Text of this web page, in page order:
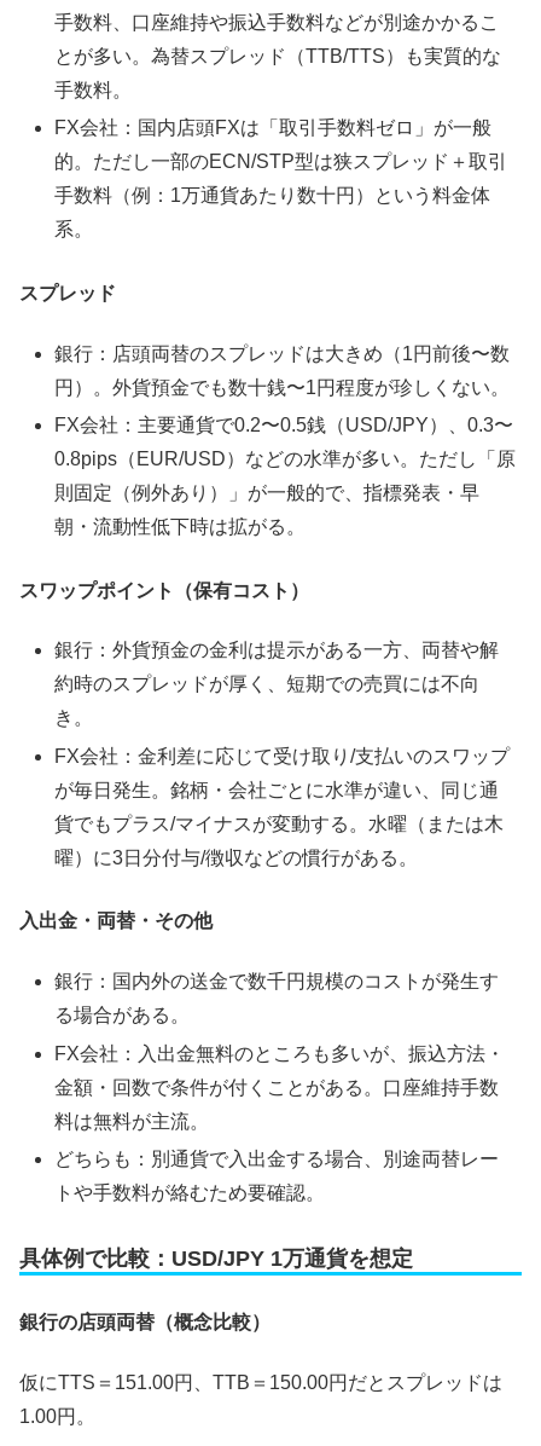
手数料、口座維持や振込手数料などが別途かかるこ
とが多い。為替スプレッド（TTB/TTS）も実質的な
手数料。
FX会社：国内店頭FXは「取引手数料ゼロ」が一般
的。ただし一部のECN/STP型は狭スプレッド＋取引
手数料（例：1万通貨あたり数十円）という料金体
系。
スプレッド
銀行：店頭両替のスプレッドは大きめ（1円前後〜数
円）。外貨預金でも数十銭〜1円程度が珍しくない。
FX会社：主要通貨で0.2〜0.5銭（USD/JPY）、0.3〜
0.8pips（EUR/USD）などの水準が多い。ただし「原
則固定（例外あり）」が一般的で、指標発表・早
朝・流動性低下時は拡がる。
スワップポイント（保有コスト）
銀行：外貨預金の金利は提示がある一方、両替や解
約時のスプレッドが厚く、短期での売買には不向
き。
FX会社：金利差に応じて受け取り/支払いのスワップ
が毎日発生。銘柄・会社ごとに水準が違い、同じ通
貨でもプラス/マイナスが変動する。水曜（または木
曜）に3日分付与/徴収などの慣行がある。
入出金・両替・その他
銀行：国内外の送金で数千円規模のコストが発生す
る場合がある。
FX会社：入出金無料のところも多いが、振込方法・
金額・回数で条件が付くことがある。口座維持手数
料は無料が主流。
どちらも：別通貨で入出金する場合、別途両替レー
トや手数料が絡むため要確認。
具体例で比較：USD/JPY 1万通貨を想定
銀行の店頭両替（概念比較）
仮にTTS＝151.00円、TTB＝150.00円だとスプレッドは
1.00円。